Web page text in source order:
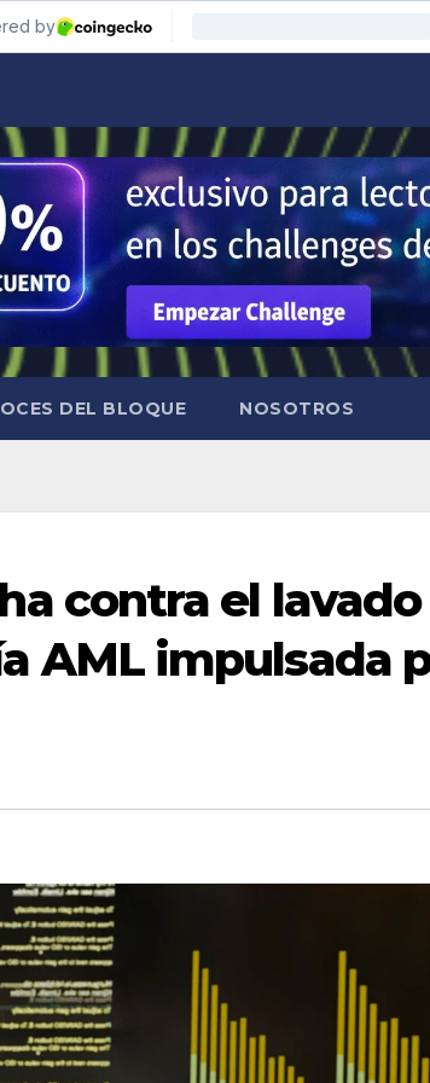
DEL BLOQUE NOSOTROS
contra el lavado
AML impulsada